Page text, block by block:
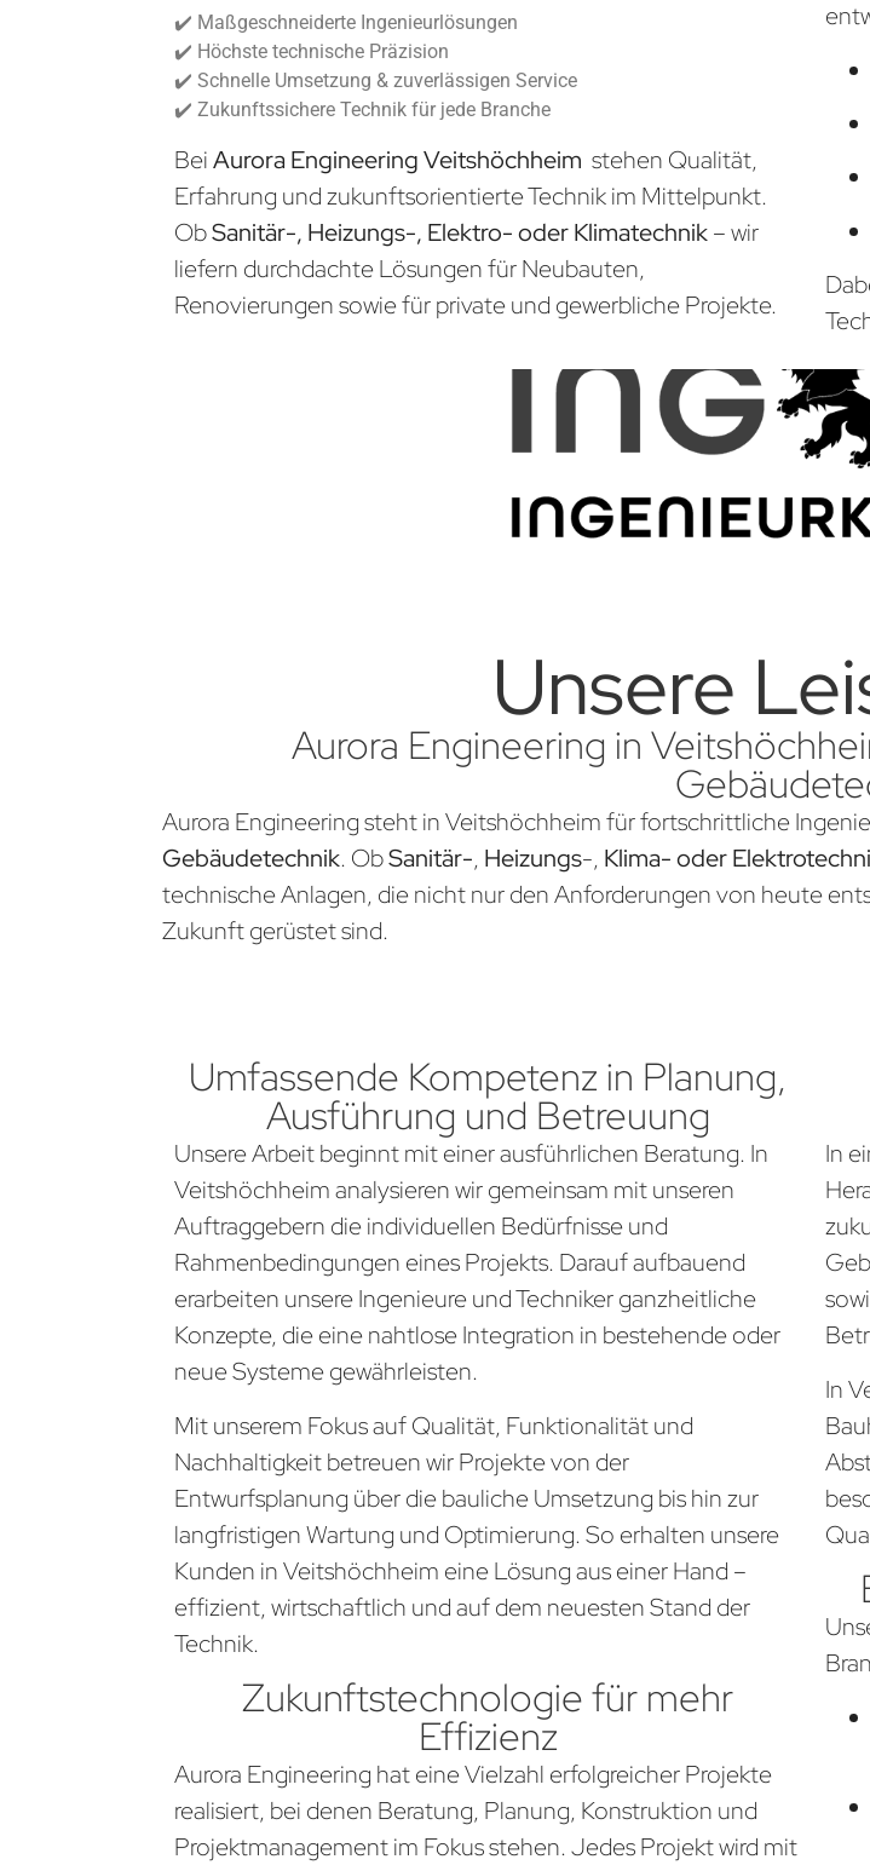
✔️ Maßgeschneiderte Ingenieurlösungen
✔️ Höchste technische Präzision
✔️ Schnelle Umsetzung & zuverlässigen Service
✔️ Zukunftssichere Technik für jede Branche
BeiAurora Engineering Veitshöchheim stehen Qualität,
Erfahrung und zukunftsorientierte Technik im Mittelpunkt.
ObSanitär-, Heizungs-, Elektro- oder Klimatechnik– wir
liefern durchdachte Lösungen für Neubauten,
Renovierungen sowie für private und gewerbliche Projekte.
Unsere
Aurora Engineering in
Aurora Engineering steht in Veitshöchheim für fortschrittliche
Gebäudetechnik. ObSanitär-, Heizungs-, Klima- oder
technische Anlagen, die nicht nur den Anforderungen von heute
Zukunft gerüstet sind.
Umfassende Kompetenz in Planung,
Ausführung und Betreuung
Unsere Arbeit beginnt mit einer ausführlichen Beratung. In
Veitshöchheim analysieren wir gemeinsam mit unseren
Auftraggebern die individuellen Bedürfnisse und
Rahmenbedingungen eines Projekts. Darauf aufbauend
erarbeiten unsere Ingenieure und Techniker ganzheitliche
Konzepte, die eine nahtlose Integration in bestehende oder
neue Systeme gewährleisten.
Mit unserem Fokus auf Qualität, Funktionalität und
Nachhaltigkeit betreuen wir Projekte von der
Entwurfsplanung über die bauliche Umsetzung bis hin zur
langfristigen Wartung und Optimierung. So erhalten unsere
Kunden in Veitshöchheim eine Lösung aus einer Hand –
effizient, wirtschaftlich und auf dem neuesten Stand der
Technik.
Zukunftstechnologie für mehr
Effizienz
Aurora Engineering hat eine Vielzahl erfolgreicher Projekte
realisiert, bei denen Beratung, Planung, Konstruktion und
Projektmanagement im Fokus stehen. Jedes Projekt wird mit
In
In